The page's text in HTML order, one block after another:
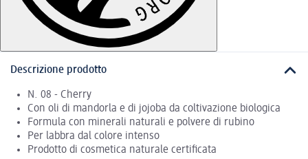
Descrizione prodotto
N. 08 - Cherry
Con oli di mandorla e di jojoba da coltivazione biologica
Formula con minerali naturali e polvere di rubino
Per labbra dal colore intenso
Prodotto di cosmetica naturale certificata